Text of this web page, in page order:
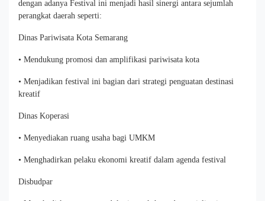
dengan adanya Festival ini menjadi hasil sinergi antara sejumlah
perangkat daerah seperti:
Dinas Pariwisata Kota Semarang
• Mendukung promosi dan amplifikasi pariwisata kota
• Menjadikan festival ini bagian dari strategi penguatan destinasi
kreatif
Dinas Koperasi
• Menyediakan ruang usaha bagi UMKM
• Menghadirkan pelaku ekonomi kreatif dalam agenda festival
Disbudpar